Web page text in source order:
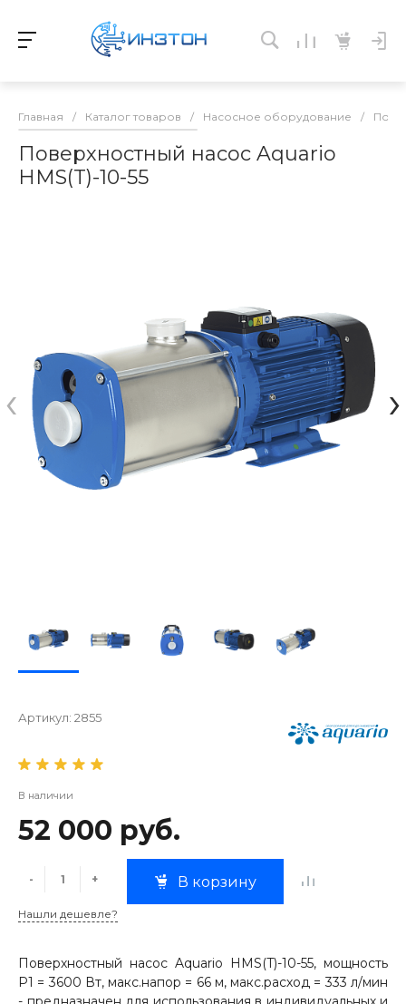
Главная / Каталог товаров / Насосное оборудование /
Поверхностный насос Aquario
HMS(T)-10-55
‹ ›
Артикул: 2855
В наличии
52 000 руб.
- + В корзину
Нашли дешевле?
Поверхностный насос Aquario HMS(T)-10-55, мощность
P1 = 3600 Вт, макс.напор = 66 м, макс.расход = 333 л/мин